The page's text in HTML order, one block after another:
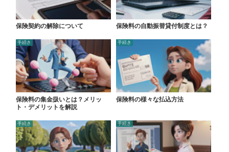
保険契約の解除について 保険料の自動振替貸付制度とは？
手続き
保険料の集金扱いとは？メリッ
ト・デメリットを解説
手続き
保険料の様々な払込方法
手続き 手続き